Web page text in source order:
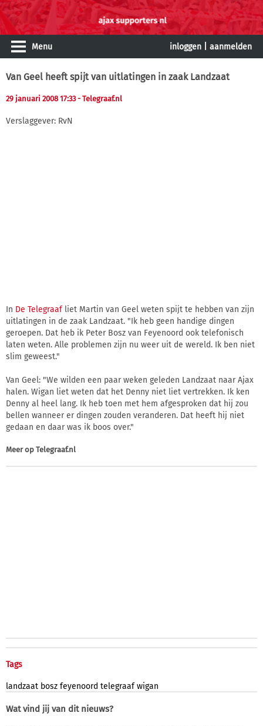
Menu inloggen aanmelden
Van Geel heeft spijt van uitlatingen in zaak Landzaat
29 januari 2008 17:33- Telegraaf.nl
Verslaggever: RvN
In De Telegraafliet Martin van Geel weten spijt te hebben van zijn
uitlatingen in de zaak Landzaat. "Ik heb geen handige dingen
geroepen. Dat heb ik Peter Bosz van Feyenoord ook telefonisch
laten weten. Alle problemen zijn nu weer uit de wereld. Ik ben niet
slim geweest."
Van Geel: "We wilden een paar weken geleden Landzaat naar Ajax
halen. Wigan liet weten dat het Denny niet liet vertrekken. Ik ken
Denny al heel lang. Ik heb toen met hem afgesproken dat hij zou
bellen wanneer er dingen zouden veranderen. Dat heeft hij niet
gedaan en daar was ik boos over."
Meer op Telegraaf.nl
Tags
landzaat bosz feyenoord telegraaf wigan
Wat vind jij van dit nieuws?